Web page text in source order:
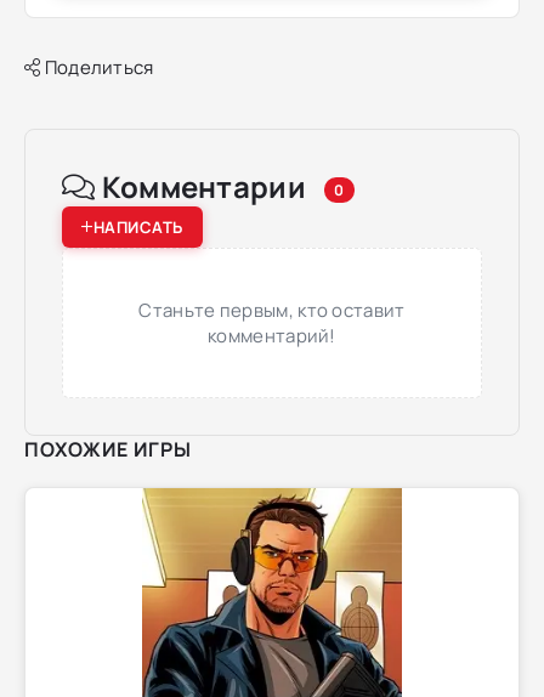
Поделиться
Комментарии 0
НАПИСАТЬ
Станьте первым, кто оставит
комментарий!
ПОХОЖИЕ ИГРЫ